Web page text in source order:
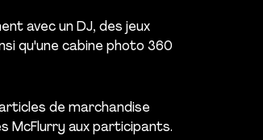
avec un DJ, des jeux
qu'une cabine photo 360
de marchandise
McFlurry aux participants.